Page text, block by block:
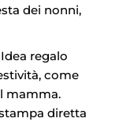
dei nonni,
Idea regalo
come
mamma.
diretta